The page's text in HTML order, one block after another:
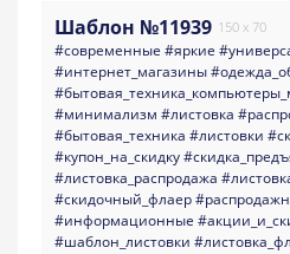
Шаблон №11939 150 x 70
#современные #яркие
#интернет_магазины
#минимализм #листовка
#бытовая_техника #листовки
#купон_на_скидку
#листовка_распродажа
#скидочный_флаер
#информационные
#шаблон_листовки